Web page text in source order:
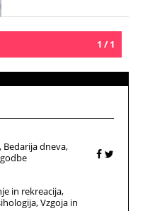
1 / 1
Bedarija dneva
in rekreacija
Vzgoja in